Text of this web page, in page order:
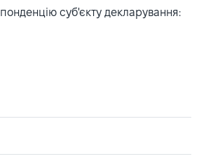
суб'єкту декларування: